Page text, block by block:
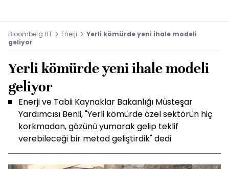
Bloomberg HT Enerji
Yerli kömürde yeni ihale modeli
geliyor
Yerli kömürde yeni ihale modeli
geliyor
Enerji ve Tabii Kaynaklar Bakanlığı Müsteşar
Yardımcısı Benli, "Yerli kömürde özel sektörün hiç
korkmadan, gözünü yumarak gelip teklif
verebileceği bir metod geliştirdik" dedi